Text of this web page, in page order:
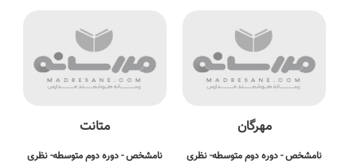
مهرگان
نامشخص - دوره دوم متوسطه- نظری
متانت
نامشخص - دوره دوم متوسطه- نظری